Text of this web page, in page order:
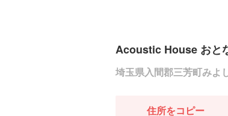
Acoustic House おと
埼玉県入間郡三芳町みよ
住所をコピー